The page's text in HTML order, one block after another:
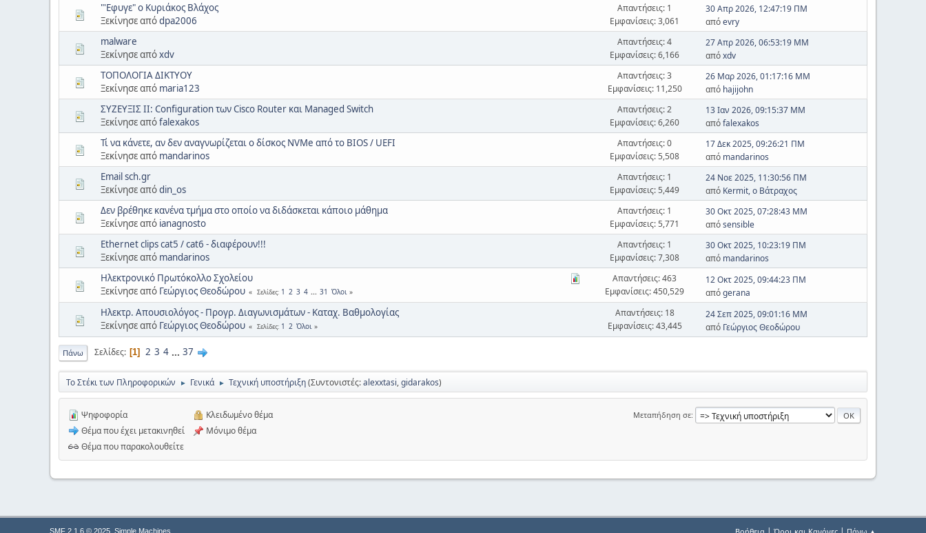
"'Εφυγε" ο Κυριάκος Βλάχος
Ξεκίνησε απόdpa2006
Απαντήσεις: 1
Εμφανίσεις: 3,061
30 Απρ 2026, 12:47:19 ΠΜ
απόevry
malware
Ξεκίνησε απόxdv
Απαντήσεις: 4
Εμφανίσεις: 6,166
27 Απρ 2026, 06:53:19 ΜΜ
απόxdv
ΤΟΠΟΛΟΓΙΑ ΔΙΚΤΥΟΥ
Ξεκίνησε από maria123
Απαντήσεις: 3
Εμφανίσεις: 11,250
26 Μαρ 2026, 01:17:16 ΜΜ
από hajijohn
ΣΥΖΕΥΞΙΣ ΙΙ: Configuration των Cisco Router και Managed Switch
Ξεκίνησε απόfalexakos
Απαντήσεις: 2
Εμφανίσεις: 6,260
13 Ιαν 2026, 09:15:37 ΜΜ
απόfalexakos
Τί να κάνετε, αν δεν αναγνωρίζεται ο δίσκος NVMe από το BIOS / UEFI
Ξεκίνησε από mandarinos
Απαντήσεις: 0
Εμφανίσεις: 5,508
17 Δεκ 2025, 09:26:21 ΠΜ
από mandarinos
Email sch.gr
Ξεκίνησε απόdin_os
Απαντήσεις: 1
Εμφανίσεις: 5,449
24 Νοε 2025, 11:30:56 ΠΜ
από Kermit, ο Βάτραχος
Δεν βρέθηκε κανένα τμήμα στο οποίο να διδάσκεται κάποιο μάθημα
Ξεκίνησε από ianagnosto
Απαντήσεις: 1
Εμφανίσεις: 5,771
30 Οκτ 2025, 07:28:43 ΜΜ
απόsensible
Ethernet clips cat5 / cat6 - διαφέρουν!!!
Ξεκίνησε από mandarinos
Απαντήσεις: 1
Εμφανίσεις: 7,308
30 Οκτ 2025, 10:23:19 ΠΜ
από mandarinos
Ηλεκτρονικό Πρωτόκολλο Σχολείου
Ξεκίνησε από Γεώργιος Θεοδώρου Σελίδες 1 2 3 4 ... 31 Όλοι
Απαντήσεις: 463
Εμφανίσεις: 450,529
12 Οκτ 2025, 09:44:23 ΠΜ
απόgerana
Ηλεκτρ. Απουσιολόγος - Προγρ. Διαγωνισμάτων - Καταχ. Βαθμολογίας
Ξεκίνησε από Γεώργιος Θεοδώρου Σελίδες 1 2 Όλοι
Απαντήσεις: 18
Εμφανίσεις: 43,445
24 Σεπ 2025, 09:01:16 ΜΜ
από Γεώργιος Θεοδώρου
Πάνω Σελίδες 1 2 3 4 ... 37
Το Στέκι των Πληροφορικών ► Γενικά ► Τεχνική υποστήριξη(Συντονιστές:alexxtasi,gidarakos)
Μεταπήδηση σε
Ψηφοφορία
Θέμα που έχει μετακινηθεί
Κλειδωμένο θέμα
Μόνιμο θέμα
Θέμα που παρακολουθείτε
SMF 2.1.6 © 2025 Simple Machines